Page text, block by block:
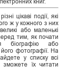
книг.
цікаві події, які
ж у кожного з них
або маленькі
тим, як почати
біографію або
фотографії. На
у списку всі
зможете їх читати